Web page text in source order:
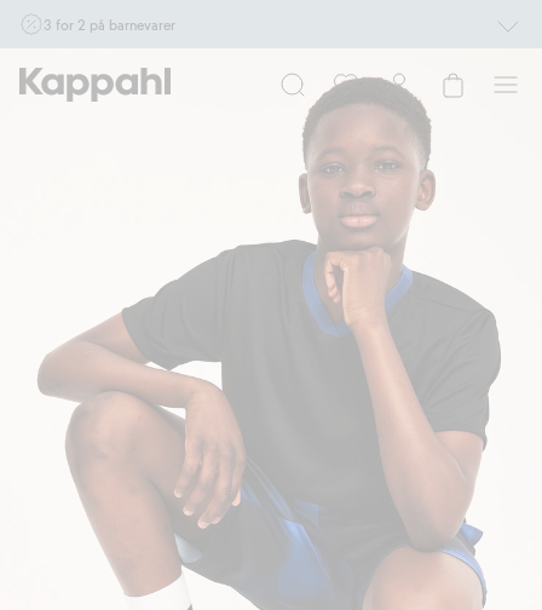
3 for 2 på barnevarer
17/8 i butikk & online for deg som er eller blir medlem. Kan ikke kombineres med
andre tilbud eller rabatter.